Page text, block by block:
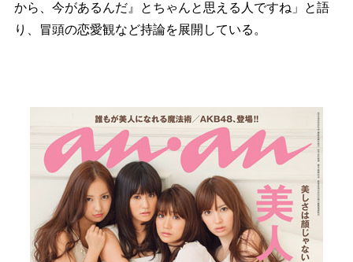
から、今があるんだ』とちゃんと思える人ですね」と語
り、冒頭の恋愛観など持論を展開している。